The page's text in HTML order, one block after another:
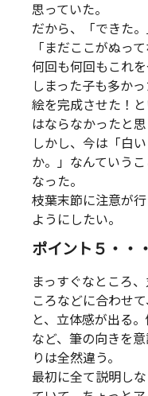
思っていた。
だから、「できた
「まだここがぬっ
何回も何回もこれ
しまった子も多かっ
絵を完成させた！
はならなかったと思
しかし、今は「白
か。」なんていう
なった。
枝葉末節に注意が
ようにしたい。
ポイント５・・
まっすぐなところ
ころなどに合わせ
と、立体感が出る
など、筆の向きを
りは全然違う。
最初に全て説明し